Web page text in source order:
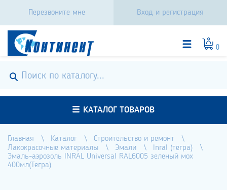
Перезвоните мне Вход и регистрация
0
КАТАЛОГ ТОВАРОВ
Главная Каталог
Строительство и ремонт
Лакокрасочные материалы
Эмали
Inral (тегра)
Эмаль-аэрозоль INRAL Universal RAL6005 зеленый мох
400мл(Тегра)